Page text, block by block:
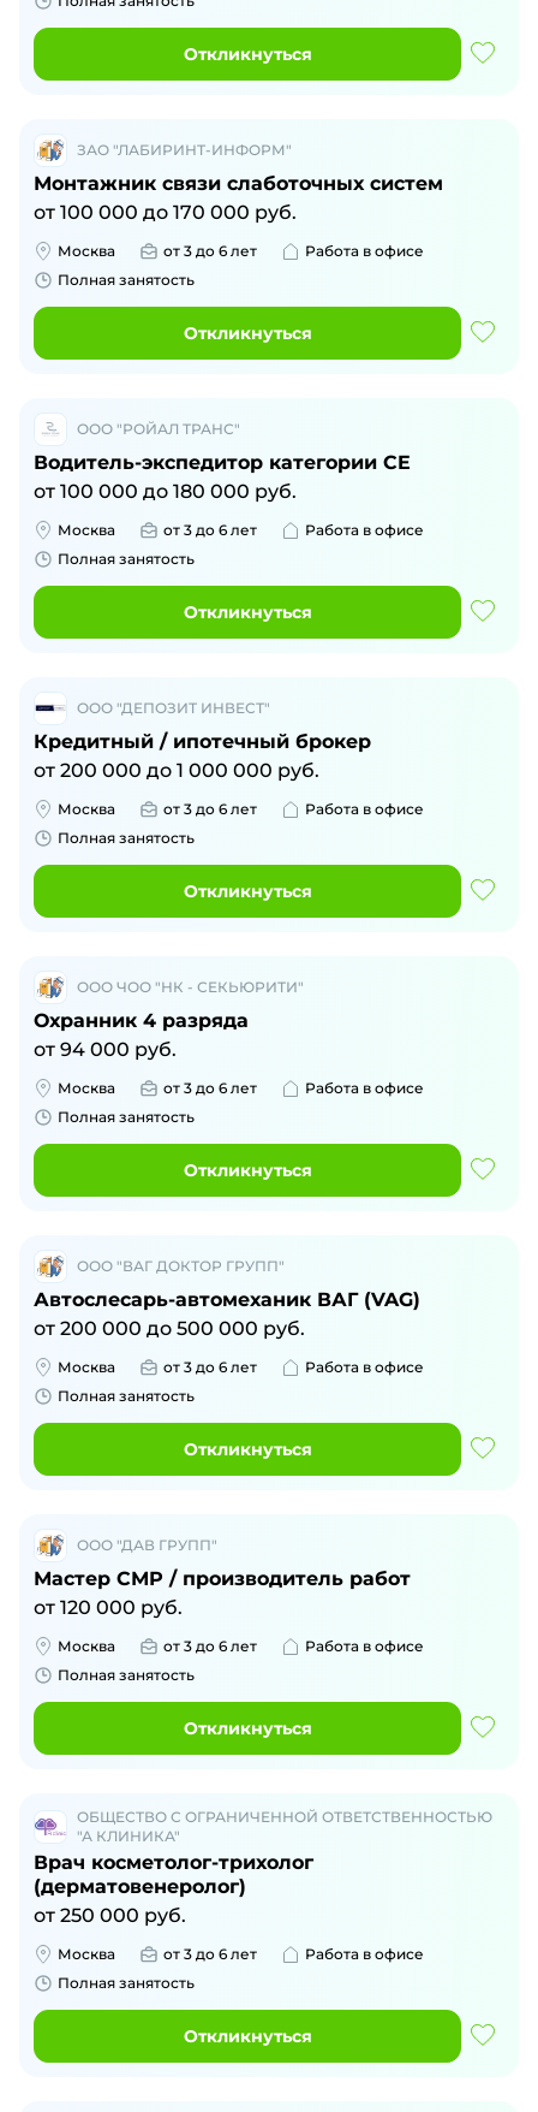
Откликнуться
ЗАО "ЛАБИРИНТ-ИНФОРМ"
Монтажник связи слаботочных систем
от 100 000 до 170 000 руб.
Москва от 3 до 6 лет
Работа в офисе
Полная занятость
Откликнуться
ООО "РОЙАЛ ТРАНС"
Водитель-экспедитор категории CE
от 100 000 до 180 000 руб.
Москва от 3 до 6 лет
Работа в офисе
Полная занятость
Откликнуться
ООО "ДЕПОЗИТ ИНВЕСТ"
Кредитный / ипотечный брокер
от 200 000 до 1 000 000 руб.
Москва от 3 до 6 лет
Работа в офисе
Полная занятость
Откликнуться
ООО ЧОО "НК - СЕКЬЮРИТИ"
Охранник 4 разряда
от 94 000 руб.
Москва от 3 до 6 лет
Работа в офисе
Полная занятость
Откликнуться
ООО "ВАГ ДОКТОР ГРУПП"
Автослесарь-автомеханик ВАГ (VAG)
от 200 000 до 500 000 руб.
Москва от 3 до 6 лет
Работа в офисе
Полная занятость
Откликнуться
ООО "ДАВ ГРУПП"
Мастер СМР / производитель работ
от 120 000 руб.
Москва от 3 до 6 лет
Работа в офисе
Полная занятость
Откликнуться
ОБЩЕСТВО С ОГРАНИЧЕННОЙ ОТВЕТСТВЕННОСТЬЮ
"А КЛИНИКА"
Врач косметолог-трихолог
(дерматовенеролог)
от 250 000 руб.
Москва от 3 до 6 лет
Работа в офисе
Полная занятость
Откликнуться